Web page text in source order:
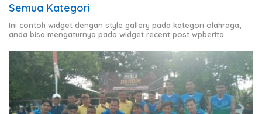
Semua Kategori
Ini contoh widget dengan style gallery pada kategori olahraga,
anda bisa mengaturnya pada widget recent post wpberita.